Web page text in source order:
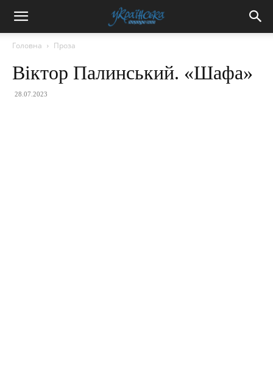
Головна Проза
Віктор Палинський. «Шафа»
28.07.2023